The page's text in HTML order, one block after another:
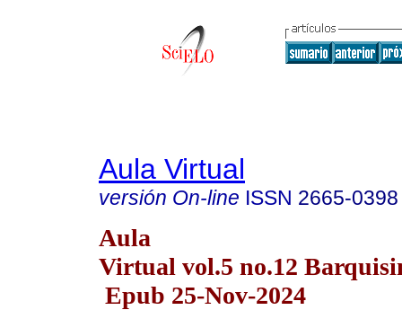
Aula Virtual
versión On-line ISSN 2665-0398
Aula
Virtual vol.5 no.12
Epub 25-Nov-2024